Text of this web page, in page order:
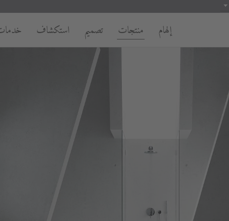
إلهام منتجات تصميم استكشاف